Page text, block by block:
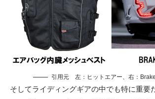
引用元 左： ヒットエアー、右：
そしてライディングギアの中でも特に重要